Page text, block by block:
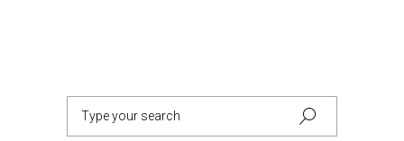
Search